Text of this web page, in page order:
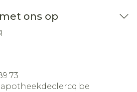
ons op
73
apotheekdeclercq.be